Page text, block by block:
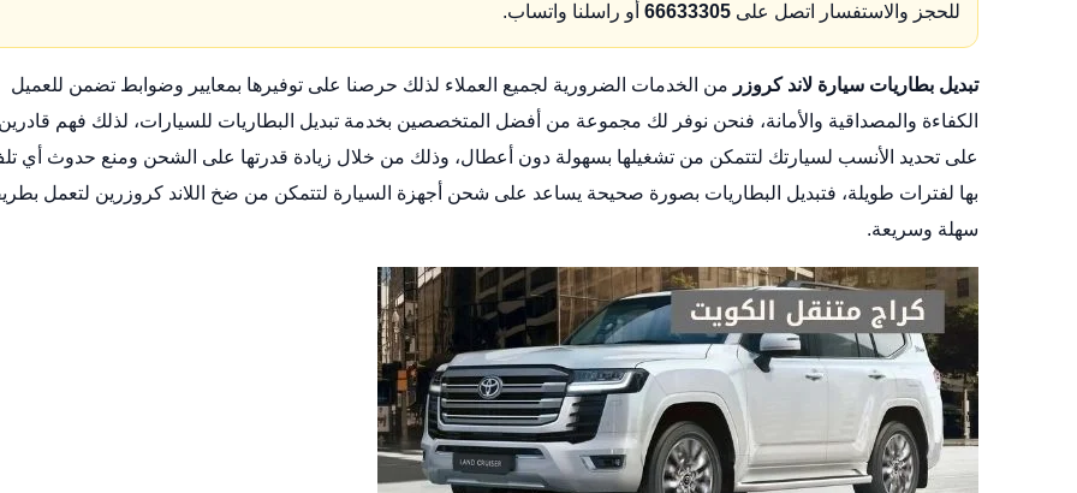
للحجز والاستفسار اتصل على 66633305 أو راسلنا واتساب.
تبديل بطاريات سيارة لاند كروزر من الخدمات الضرورية لجميع العملاء لذلك حرصنا على توفيرها بمعايير وضوابط تضمن للعميل
الكفاءة والمصداقية والأمانة، فنحن نوفر لك مجموعة من أفضل المتخصصين بخدمة تبديل البطاريات للسيارات، لذلك فهم
على تحديد الأنسب لسيارتك لتتمكن من تشغيلها بسهولة دون أعطال، وذلك من خلال زيادة قدرتها على الشحن ومنع حدوث أي
بها لفترات طويلة، فتبديل البطاريات بصورة صحيحة يساعد على شحن أجهزة السيارة لتتمكن من ضخ اللاند كروزرين لتعمل
سهلة وسريعة.